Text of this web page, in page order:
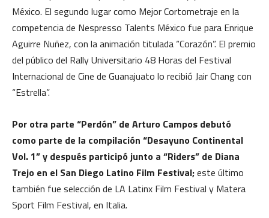
México. El segundo lugar como Mejor Cortometraje en la
competencia de Nespresso Talents México fue para Enrique
Aguirre Nuñez, con la animación titulada “Corazón”. El premio
del público del Rally Universitario 48 Horas del Festival
Internacional de Cine de Guanajuato lo recibió Jair Chang con
“Estrella”.
Por otra parte “Perdón” de Arturo Campos debutó
como parte de la compilación “Desayuno Continental
Vol. 1” y después participó junto a “Riders” de Diana
Trejo en el San Diego Latino Film Festival;este último
también fue selección de LA Latinx Film Festival y Matera
Sport Film Festival, en Italia.